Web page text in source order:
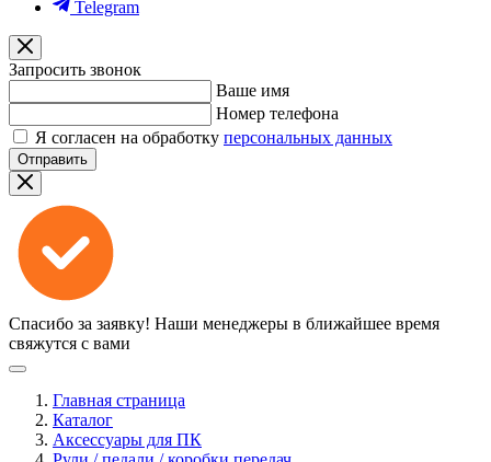
Telegram
Запросить звонок
Ваше имя
Номер телефона
Я согласен на обработку персональных данных
Отправить
Спасибо за заявку! Наши менеджеры в ближайшее время
свяжутся с вами
Главная страница
Каталог
Аксессуары для ПК